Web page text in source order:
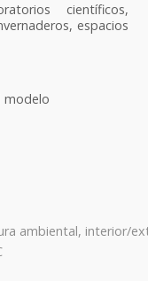
científicos,
espacios
modelo
ambiental, interior/